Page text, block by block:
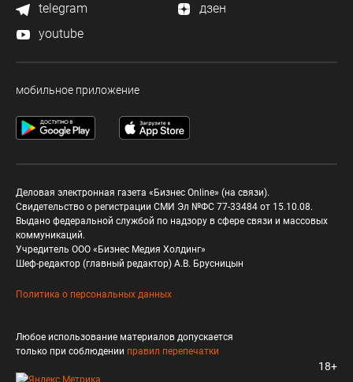
telegram
дзен
youtube
мобильное приложение
Деловая электронная газета «Бизнес Online» (на связи).
Свидетельство о регистрации СМИ Эл №ФС 77-33484 от 15.10.08.
Выдано федеральной службой по надзору в сфере связи и массовых
коммуникаций.
Учредитель ООО «Бизнес Медия Холдинг»
Шеф-редактор (главный редактор) А.В. Брусницын
Политика о персональных данных
Любое использование материалов допускается
только при соблюдении правил перепечатки
18+